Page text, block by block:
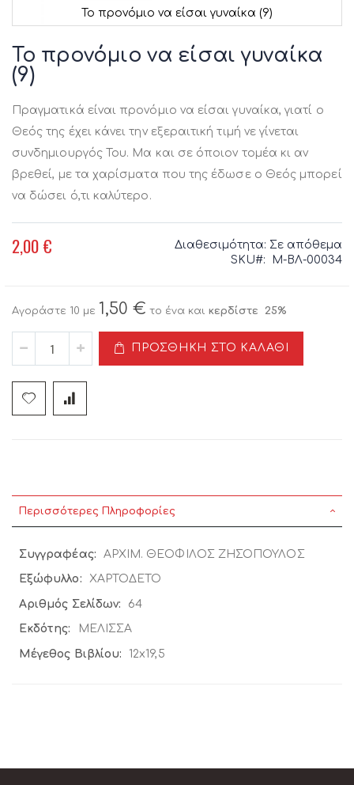
Το προνόμιο να είσαι γυναίκα (9)
στην
αρχή
της
εικόνων
Το προνόμιο να είσαι γυναίκα
(9)
Πραγματικά είναι προνόμιο να είσαι γυναίκα, γιατί ο
Θεός της έχει κάνει την εξεραιτική τιμή νε γίνεται
συνδημιουργός Του. Μα και σε όποιον τομέα κι αν
βρεθεί, με τα χαρίσματα που της έδωσε ο Θεός μπορεί
να δώσει ό,τι καλύτερο.
2,00 € Διαθεσιμότητα: Σε απόθεμα
SKU
Μ-ΒΛ-00034
Αγοράστε 10 με 1,50 € το ένα και κερδίστε 25%
ΠΡΟΣΘΉΚΗ ΣΤΟ ΚΑΛΆΘΙ
Περισσότερες Πληροφορίες
Περισσότερες
Πληροφορίες
ΑΡΧΙΜ. ΘΕΟΦΙΛΟΣ ΖΗΣΟΠΟΥΛΟΣ
ΧΑΡΤΟΔΕΤΟ
64
ΜΕΛΙΣΣΑ
12x19,5